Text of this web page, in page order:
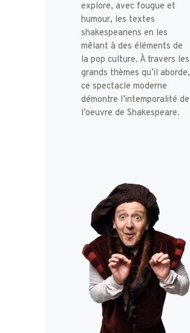
explore, avec fougue et
humour, les textes
shakespeariens en les
mêlant à des éléments de
la pop culture. À travers les
grands thèmes qu’il aborde,
ce spectacle moderne
démontre l’intemporalité de
l’oeuvre de Shakespeare.